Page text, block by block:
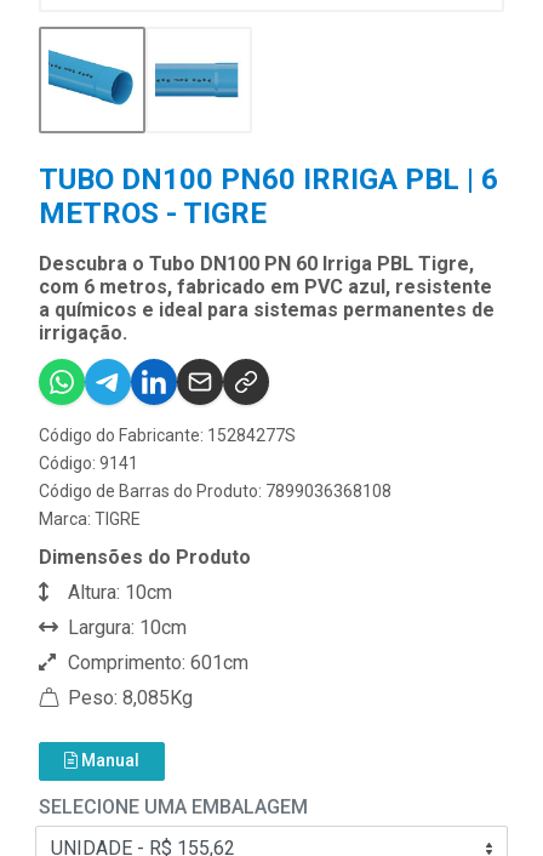
TUBO DN100 PN60 IRRIGA PBL | 6
METROS - TIGRE
Descubra o Tubo DN100 PN 60 Irriga PBL Tigre,
com 6 metros, fabricado em PVC azul, resistente
a químicos e ideal para sistemas permanentes de
irrigação.
Código do Fabricante: 15284277S
Código: 9141
Código de Barras do Produto: 7899036368108
Marca: TIGRE
Dimensões do Produto
Altura: 10cm
Largura: 10cm
Comprimento: 601cm
Peso: 8,085Kg
Manual
SELECIONE UMA EMBALAGEM